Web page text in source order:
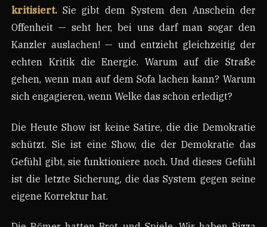
kritisiert. Sie gibt dem System den Anschein der
Offenheit — seht her, bei uns darf man sogar den
Kanzler auslachen! — und entzieht gleichzeitig der
echten Kritik die Energie. Warum auf die Straße
gehen, wenn man auf dem Sofa lachen kann? Warum
sich engagieren, wenn Welke das schon erledigt?
Die Heute Show ist keine Satire, die die Demokratie
schützt. Sie ist eine Show, die der Demokratie das
Gefühl gibt, sie funktioniere noch. Und dieses Gefühl
ist die letzte Sicherung, die das System gegen seine
eigene Korrektur hat.